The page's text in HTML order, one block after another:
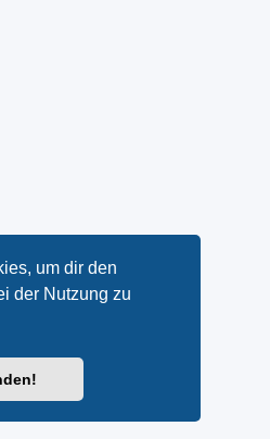
um dir den
der Nutzung zu